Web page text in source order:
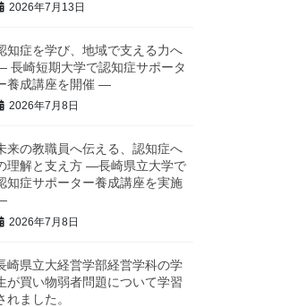
2026年7月13日
知症を学び、地域で支える力へ
長崎短期大学で認知症サポータ
養成講座を開催 ―
2026年7月8日
来の教職員へ伝える、認知症へ
理解と支え方 ―長崎県立大学で
知症サポーター養成講座を実施
2026年7月8日
崎県立大経営学部経営学科の学
が買い物弱者問題について学習
れました。